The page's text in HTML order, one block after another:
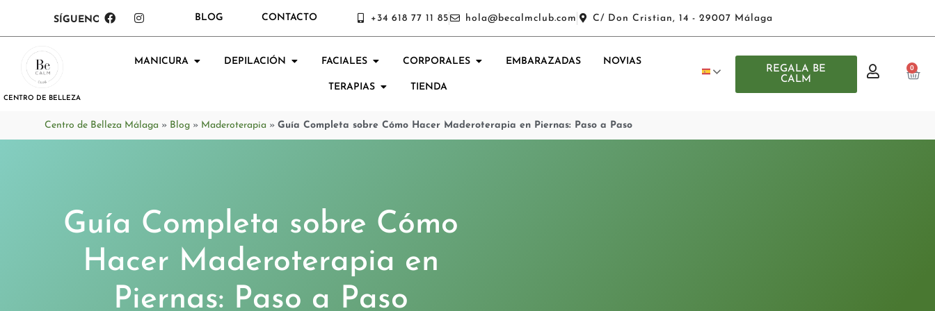
SÍGUENOS: BLOG CONTACTO +34 618 77 11 85 hola@becalmclub.com C/ Don Cristian, 14 - 29007 Málaga
CENTRO DE BELLEZA
MANICURA DEPILACIÓN FACIALES CORPORALES EMBARAZADAS NOVIAS
TERAPIAS TIENDA
REGALA BE
CALM
0
Centro de Belleza Málaga » Blog» Maderoterapia » Guía Completa sobre Cómo Hacer Maderoterapia en Piernas: Paso a Paso
Guía Completa sobre Cómo
Hacer Maderoterapia en
Piernas: Paso a Paso